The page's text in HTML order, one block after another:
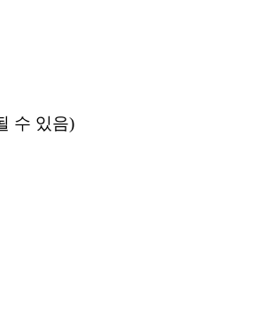
수 있음)